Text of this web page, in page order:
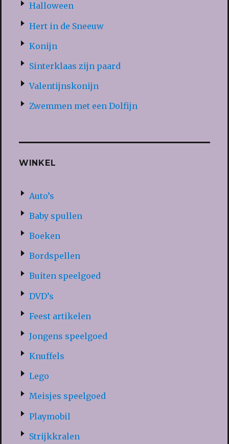
Halloween
Hert in de Sneeuw
Konijn
Sinterklaas zijn paard
Valentijnskonijn
Zwemmen met een Dolfijn
WINKEL
Auto’s
Baby spullen
Boeken
Bordspellen
Buiten speelgoed
DVD’s
Feest artikelen
Jongens speelgoed
Knuffels
Lego
Meisjes speelgoed
Playmobil
Strijkkralen